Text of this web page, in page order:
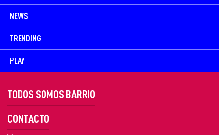
NEWS
TRENDING
PLAY
TODOS SOMOS BARRIO
CONTACTO